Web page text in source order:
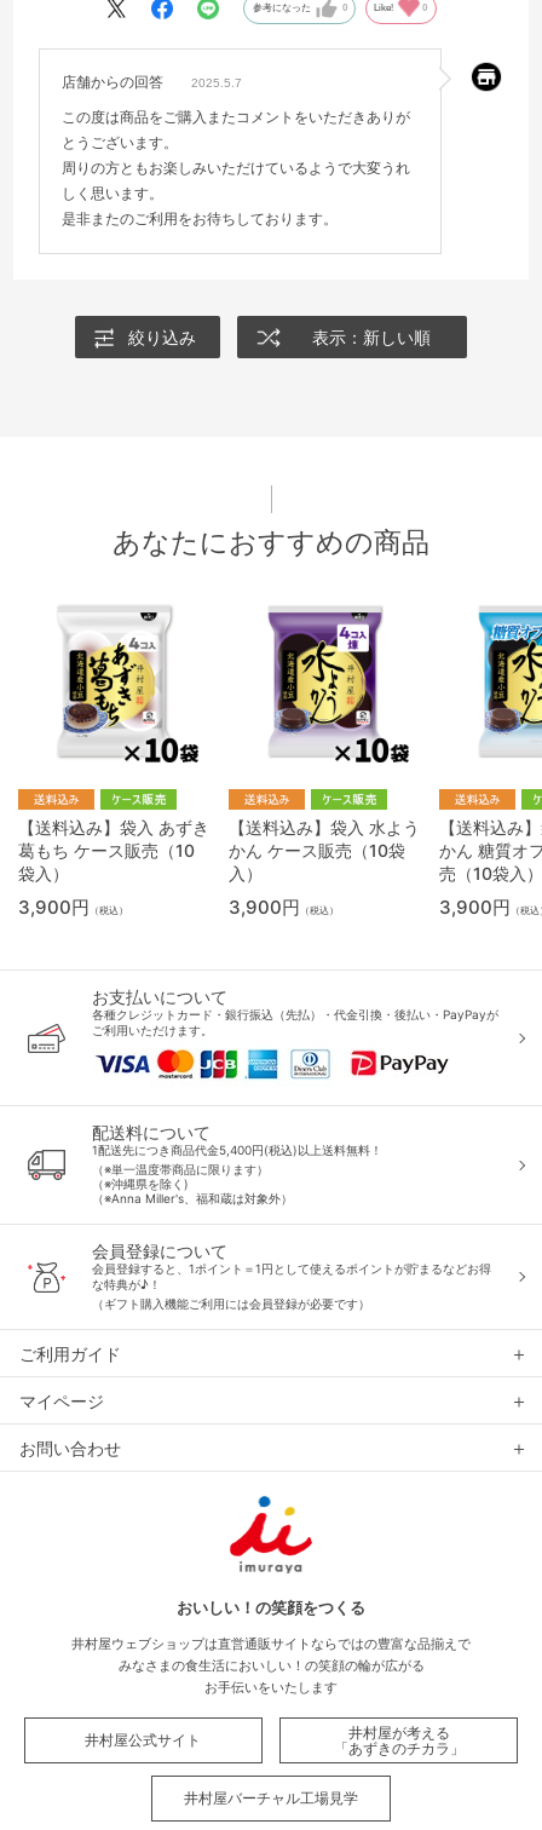
参考になった 0 Like! 0
店舗からの回答 2025.5.7
この度は商品をご購入またコメントをいただきありが
とうございます。
周りの方ともお楽しみいただけているようで大変うれ
しく思います。
是非またのご利用をお待ちしております。
絞り込み 表示：新しい順
あなたにおすすめの商品
【送料込み】袋入 あずき
葛もち ケース販売（10
袋入）
3,900円 （税込）
【送料込み】袋入 水よう
かん ケース販売（10袋
入）
3,900円 （税込）
【送料込み
かん 糖質オ
売（10袋入）
3,900円 （税
お支払いについて
各種クレジットカード・銀行振込（先払）・代金引換・後払い・PayPayが
ご利用いただけます。
配送料について
1配送先につき商品代金5,400円(税込)以上送料無料！
（※単一温度帯商品に限ります）
（※沖縄県を除く)
（※Anna Miller's、福和蔵は対象外）
会員登録について
会員登録すると、1ポイント＝1円として使えるポイントが貯まるなどお得
な特典が♪！
（ギフト購入機能ご利用には会員登録が必要です）
ご利用ガイド
マイページ
お問い合わせ
おいしい！の笑顔をつくる
井村屋ウェブショップは直営通販サイトならではの豊富な品揃えで
みなさまの食生活においしい！の笑顔の輪が広がる
お手伝いをいたします
井村屋公式サイト
井村屋が考える
「あずきのチカラ」
井村屋バーチャル工場見学